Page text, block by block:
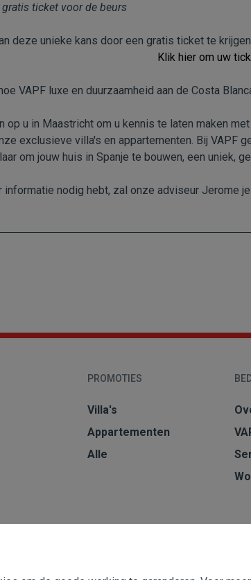
ticket voor de beurs
deze unieke kans door een gratis ticket te
Klik hier om uw
VAPF luxe en duurzaamheid aan de Costa
op u in Maastricht om u kennis te laten maken
exclusieve villa's en appartementen. Bij VAPF
om jouw huis in Spanje te bouwen, een uniek,
informatie nodig hebt, zal onze adviseur Jerome
PROMOTIES
Villa's
Appartementen
Alle